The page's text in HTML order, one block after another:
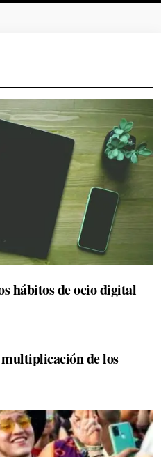
hábitos de ocio digital
de los